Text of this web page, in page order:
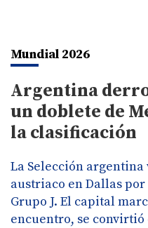
Mundial 2026
Argentina
un doblete de
la clasificación
La Selección argentina
austriaco en Dallas
Grupo J. El capital
encuentro, se